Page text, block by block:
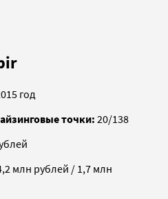
год
точки: 20/138
млн рублей / 1,7 млн